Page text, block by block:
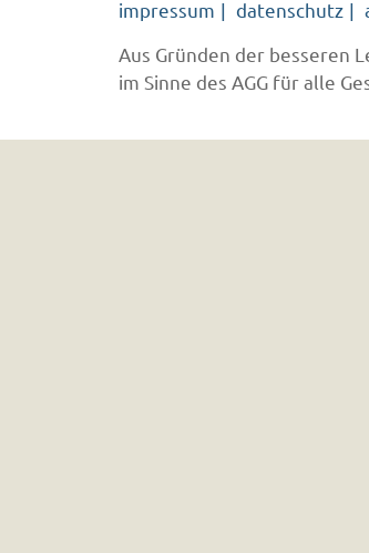
impressum
datenschutz
Aus Gründen der besseren
im Sinne des AGG für alle